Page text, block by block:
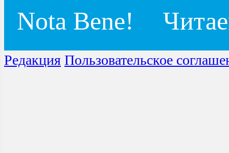
Nota Bene!
Редакция Пользовательское